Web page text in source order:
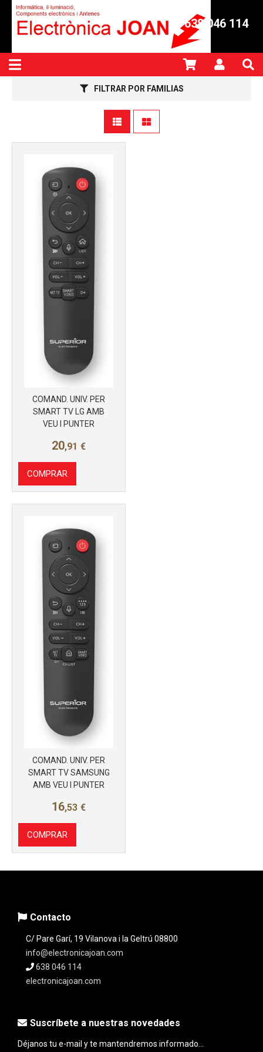
638 046 114
FILTRAR POR FAMILIAS
COMAND. UNIV. PER
SMART TV LG AMB
VEU I PUNTER
20,91 €
COMPRAR
COMAND. UNIV. PER
SMART TV SAMSUNG
AMB VEU I PUNTER
16,53 €
COMPRAR
Contacto
C/ Pare Garí, 19 Vilanova i la Geltrú 08800
info@electronicajoan.com
638 046 114
electronicajoan.com
Suscríbete a nuestras novedades
Déjanos tu e-mail y te mantendremos informado...